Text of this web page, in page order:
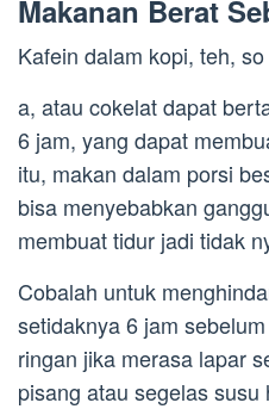
Makanan Berat
Kafein dalam kopi, teh, so
a, atau cokelat dapat
6 jam, yang dapat
itu, makan dalam porsi
bisa menyebabkan
membuat tidur jadi tidak
Cobalah untuk
setidaknya 6 jam
ringan jika merasa lapar
pisang atau segelas susu